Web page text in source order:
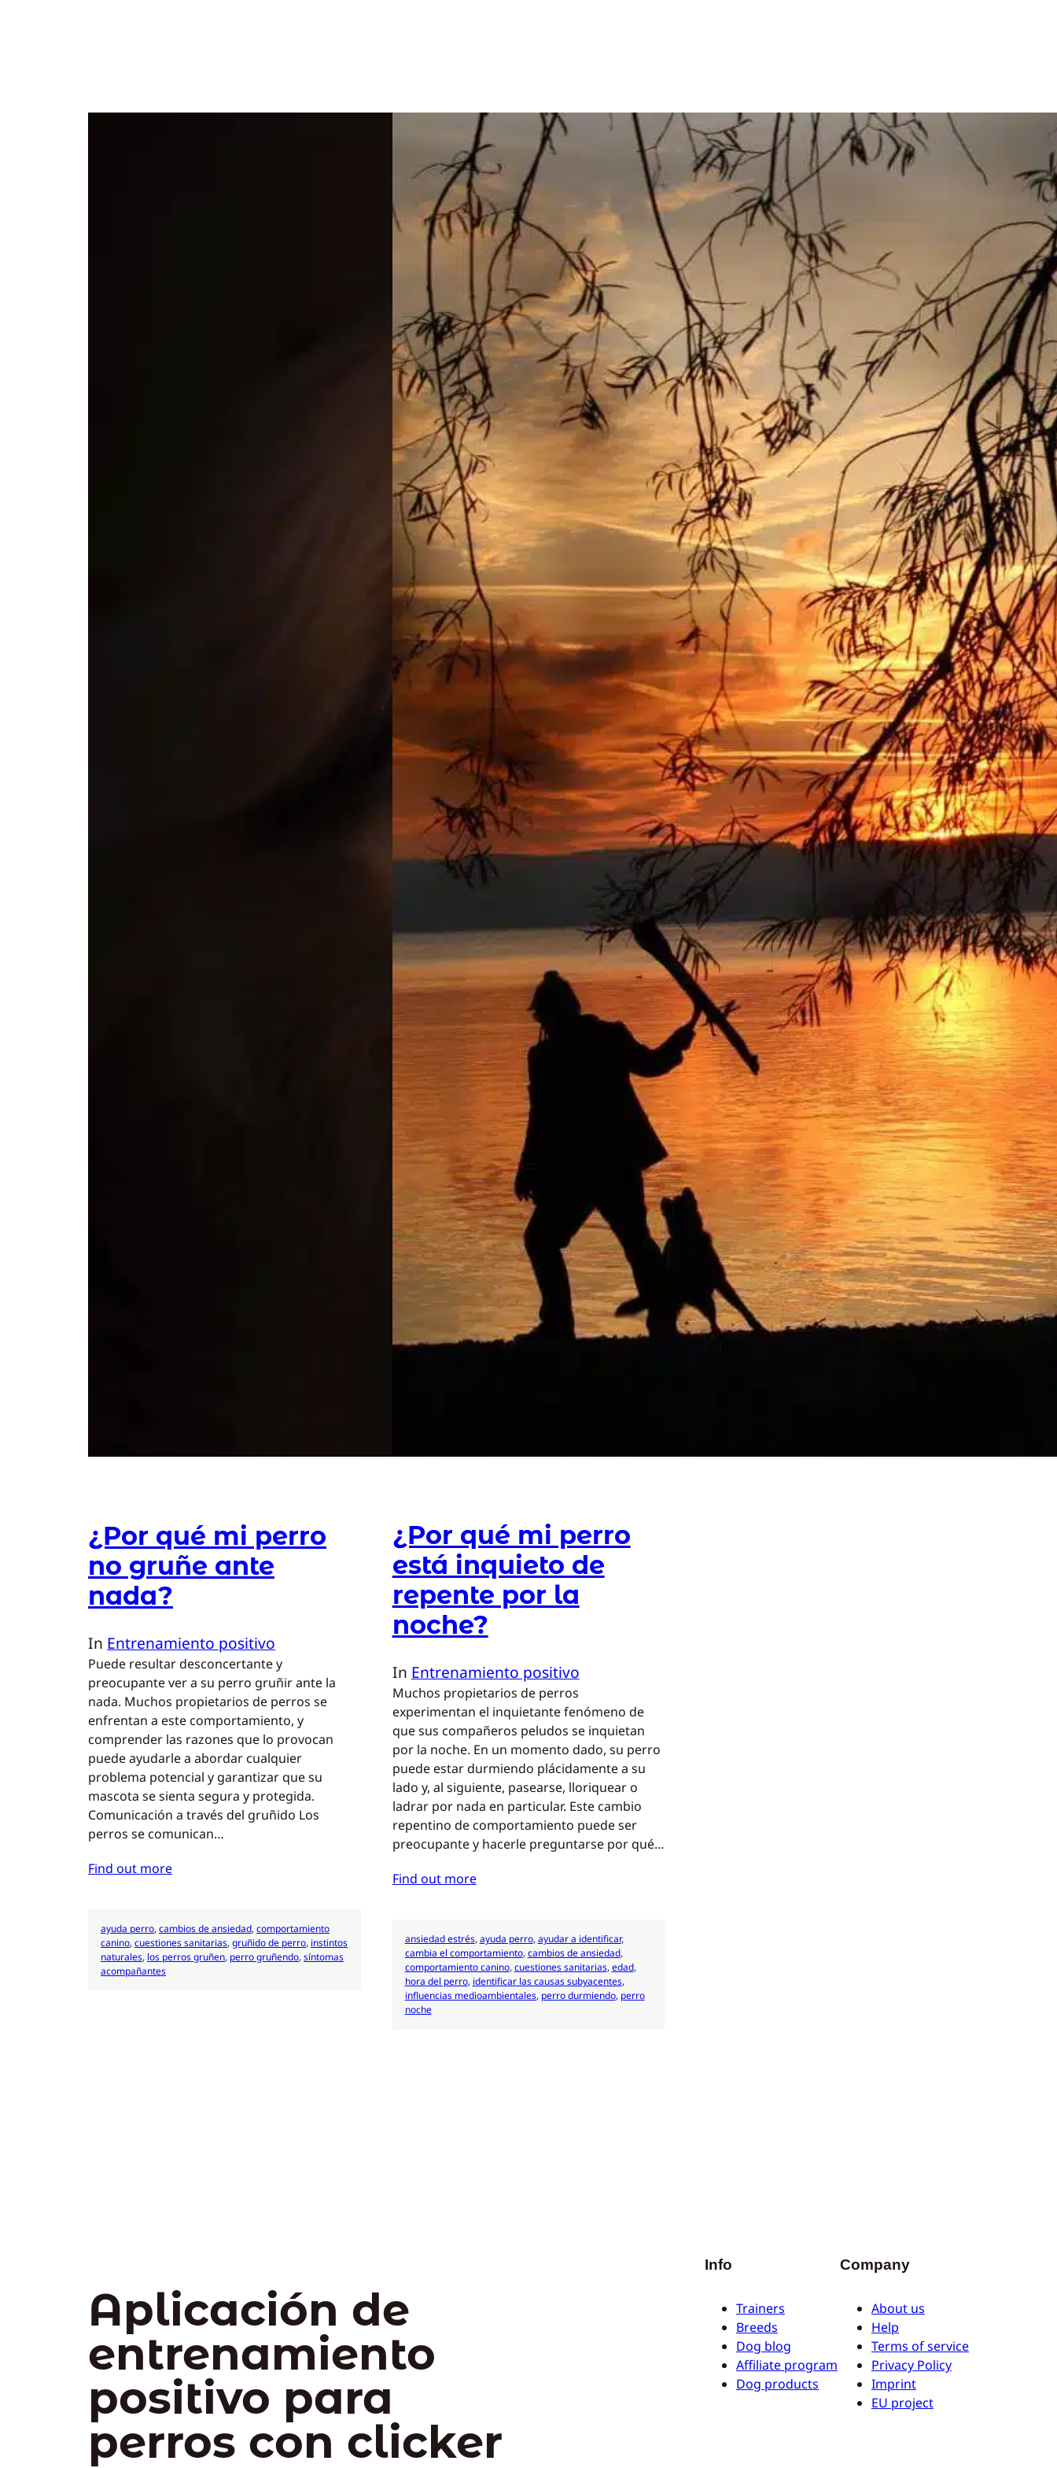
¿Por qué mi perro
no gruñe ante
nada?
In Entrenamiento positivo
Puede resultar desconcertante y
preocupante ver a su perro gruñir ante la
nada. Muchos propietarios de perros se
enfrentan a este comportamiento, y
comprender las razones que lo provocan
puede ayudarle a abordar cualquier
problema potencial y garantizar que su
mascota se sienta segura y protegida.
Comunicación a través del gruñido Los
perros se comunican…
Find out more
ayuda perro, cambios de ansiedad, comportamiento
canino, cuestiones sanitarias, gruñido de perro, instintos
naturales, los perros gruñen, perro gruñendo, síntomas
acompañantes
¿Por qué mi perro
está inquieto de
repente por la
noche?
In Entrenamiento positivo
Muchos propietarios de perros
experimentan el inquietante fenómeno de
que sus compañeros peludos se inquietan
por la noche. En un momento dado, su perro
puede estar durmiendo plácidamente a su
lado y, al siguiente, pasearse, lloriquear o
ladrar por nada en particular. Este cambio
repentino de comportamiento puede ser
preocupante y hacerle preguntarse por qué…
Find out more
ansiedad estrés, ayuda perro, ayudar a identificar
cambia el comportamiento, cambios de ansiedad
comportamiento canino, cuestiones sanitarias, edad
hora del perro, identificar las causas subyacentes
influencias medioambientales, perro durmiendo, perro
noche
Aplicación de
entrenamiento
positivo para
perros con clicker
Info
Trainers
Breeds
Dog blog
Affiliate program
Dog products
Company
About us
Help
Terms of service
Privacy Policy
Imprint
EU project